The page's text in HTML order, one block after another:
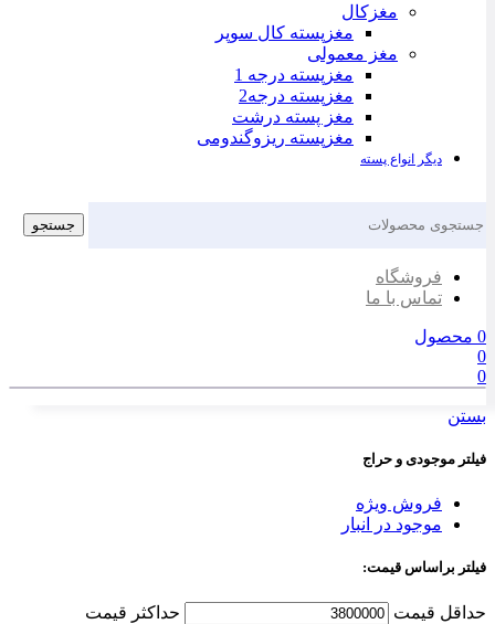
مغزکال
مغزپسته کال سوپر
مغز معمولی
مغزپسته درجه 1
مغزپسته درجه2
مغز پسته درشت
مغزپسته ریزوگندومی
دیگر انواع پسته
جستجو
فروشگاه
تماس با ما
0 محصول
0
0
بستن
فیلتر موجودی و حراج
فروش ویژه
موجود در انبار
فیلتر براساس قیمت:
حداقل قیمت حداكثر قيمت